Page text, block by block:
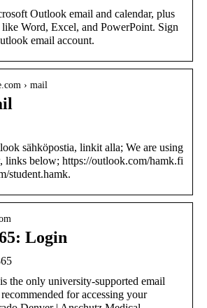
Outlook email and calendar, plus
Word, Excel, and PowerPoint. Sign
email account.
› mail
sähköpostia, linkit alla; We are using
links below; https://outlook.com/hamk.fi
student.hamk.
Login
the only university-supported email
for accessing your